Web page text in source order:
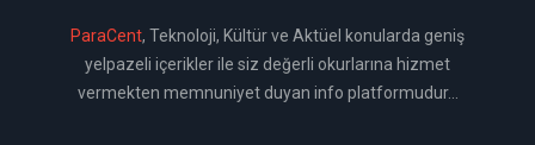
ParaCent, Teknoloji, Kültür ve Aktüel konularda geniş
yelpazeli içerikler ile siz değerli okurlarına hizmet
vermekten memnuniyet duyan info platformudur...